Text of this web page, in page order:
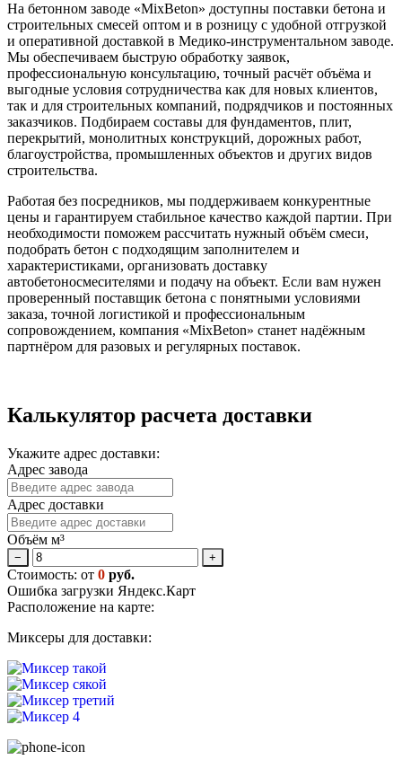
На бетонном заводе «MixBeton» доступны поставки бетона и
строительных смесей оптом и в розницу с удобной отгрузкой
и оперативной доставкой в Медико-инструментальном заводе.
Мы обеспечиваем быструю обработку заявок,
профессиональную консультацию, точный расчёт объёма и
выгодные условия сотрудничества как для новых клиентов,
так и для строительных компаний, подрядчиков и постоянных
заказчиков. Подбираем составы для фундаментов, плит,
перекрытий, монолитных конструкций, дорожных работ,
благоустройства, промышленных объектов и других видов
строительства.
Работая без посредников, мы поддерживаем конкурентные
цены и гарантируем стабильное качество каждой партии. При
необходимости поможем рассчитать нужный объём смеси,
подобрать бетон с подходящим заполнителем и
характеристиками, организовать доставку
автобетоносмесителями и подачу на объект. Если вам нужен
проверенный поставщик бетона с понятными условиями
заказа, точной логистикой и профессиональным
сопровождением, компания «MixBeton» станет надёжным
партнёром для разовых и регулярных поставок.
Калькулятор расчета доставки
Укажите адрес доставки:
Адрес завода
Адрес доставки
Объём м³
− +
Стоимость: от 0 руб.
Ошибка загрузки Яндекс.Карт
Расположение на карте:
Миксеры для доставки: